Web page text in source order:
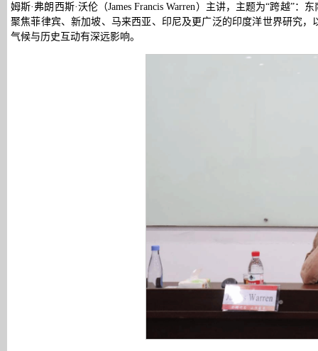
姆斯·弗朗西斯·沃伦（James Francis Warren）主讲，主题为“跨越”
聚焦菲律宾、新加坡、马来西亚、印尼及更广泛的印度洋世界研究
气候与历史互动有深远影响。